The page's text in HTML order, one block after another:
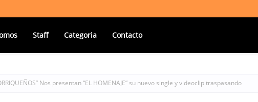
Staff Categoria Contacto
Nos presentan “EL HOMENAJE” su nuevo single y videoclip traspasando